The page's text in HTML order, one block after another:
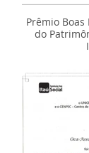
Prêmio
do